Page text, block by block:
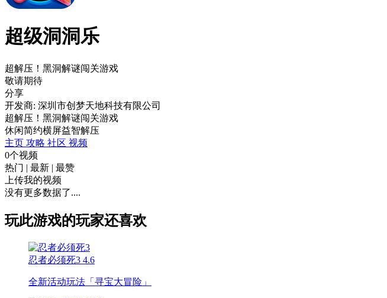
超级洞洞乐
超解压！黑洞解谜闯关游戏
敬请期待
分享
开发商: 深圳市创梦天地科技有限公司
超解压！黑洞解谜闯关游戏
休闲简约横屏益智解压
主页 攻略 社区 视频
0个视频
热门 | 最新 | 最赞
上传我的视频
没有更多数据了....
玩此游戏的玩家还喜欢
忍者必须死3 4.6
全新活动玩法「寻宝大冒险」